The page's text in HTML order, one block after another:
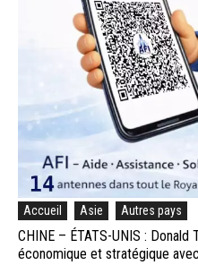
Accueil Asie Autres pays
CHINE – ÉTATS-UNIS :
économique et stratégique